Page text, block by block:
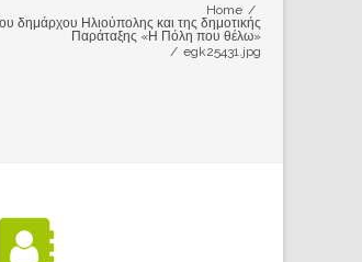
Home /
δημάρχου Ηλιούπολης και της δημοτικής
Παράταξης «Η Πόλη που θέλω»
/ egk25431.jpg